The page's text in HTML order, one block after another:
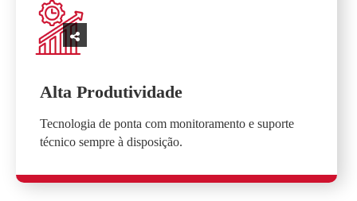
Alta Produtividade
Tecnologia de ponta com monitoramento e suporte
técnico sempre à disposição.